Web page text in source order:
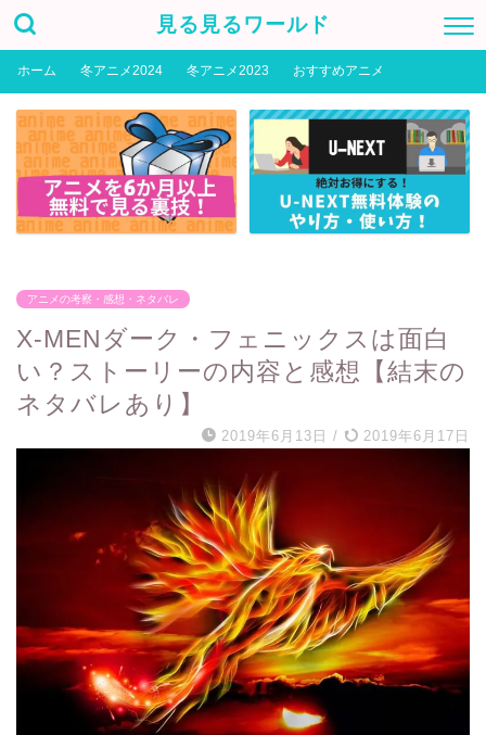
見る見るワールド
ホーム 冬アニメ2024 冬アニメ2023 おすすめアニメ
アニメの考察・感想・ネタバレ
X-MENダーク・フェニックスは面白
い？ストーリーの内容と感想【結末の
ネタバレあり】
2019年6月13日 / 2019年6月17日